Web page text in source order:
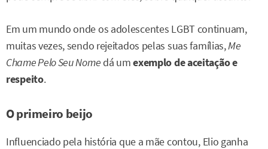
Em um mundo onde os adolescentes LGBT continuam,
muitas vezes, sendo rejeitados pelas suas famílias,Me
Chame Pelo Seu Nomedá umexemplo de aceitação e
respeito.
O primeiro beijo
Influenciado pela história que a mãe contou, Elio ganha